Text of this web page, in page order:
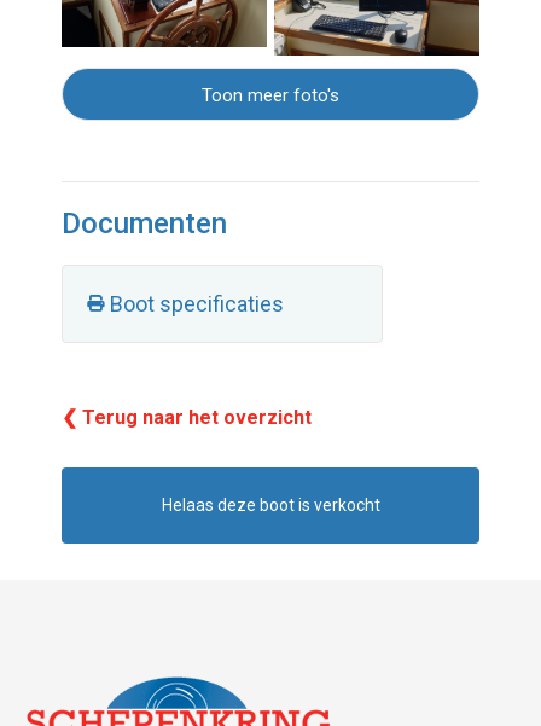
Toon meer foto's
Documenten
Boot specificaties
❮ Terug naar het overzicht
Helaas deze boot is verkocht